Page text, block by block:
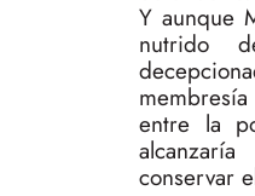
Y aunque
nutrido
entre la
conservar